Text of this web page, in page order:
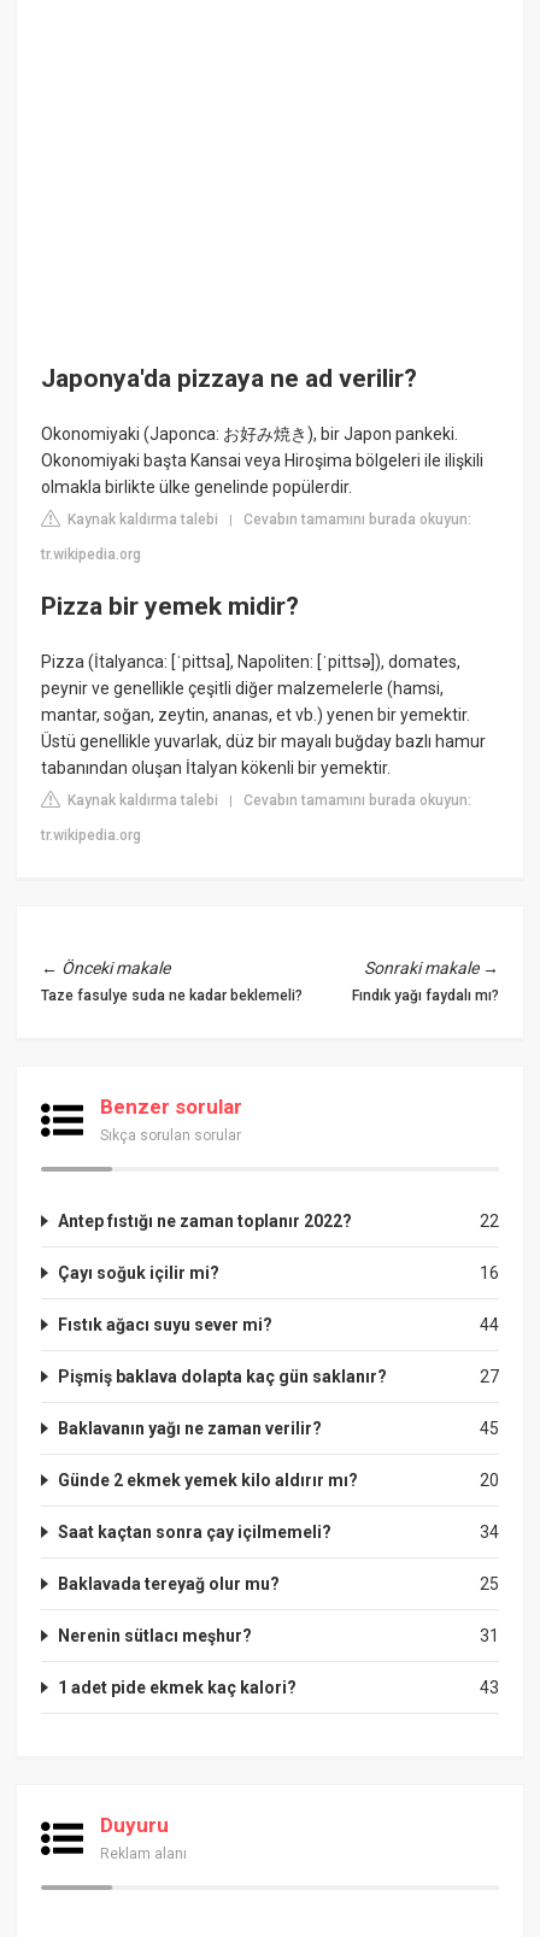
Japonya'da pizzaya ne ad verilir?
Okonomiyaki (Japonca: お好み焼き), bir Japon pankeki.
Okonomiyaki başta Kansai veya Hiroşima bölgeleri ile ilişkili
olmakla birlikte ülke genelinde popülerdir.
Kaynak kaldırma talebi |Cevabın tamamını burada okuyun:
tr.wikipedia.org
Pizza bir yemek midir?
Pizza (İtalyanca: [ˈpittsa], Napoliten: [ˈpittsə]), domates,
peynir ve genellikle çeşitli diğer malzemelerle (hamsi,
mantar, soğan, zeytin, ananas, et vb.) yenen bir yemektir.
Üstü genellikle yuvarlak, düz bir mayalı buğday bazlı hamur
tabanından oluşan İtalyan kökenli bir yemektir.
Kaynak kaldırma talebi |Cevabın tamamını burada okuyun:
tr.wikipedia.org
← Önceki makale
Taze fasulye suda ne kadar beklemeli?
Sonraki makale→
Fındık yağı faydalı mı?
Benzer sorular
Sıkça sorulan sorular
22
Antep fıstığı ne zaman toplanır 2022?
16
Çayı soğuk içilir mi?
44
Fıstık ağacı suyu sever mi?
27
Pişmiş baklava dolapta kaç gün saklanır?
45
Baklavanın yağı ne zaman verilir?
20
Günde 2 ekmek yemek kilo aldırır mı?
34
Saat kaçtan sonra çay içilmemeli?
25
Baklavada tereyağ olur mu?
31
Nerenin sütlacı meşhur?
43
1 adet pide ekmek kaç kalori?
Duyuru
Reklam alanı